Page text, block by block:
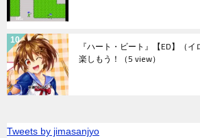
『ハート・ビート』【ED】（
楽しもう！ （5 view）
Tweets by jimasanjyo